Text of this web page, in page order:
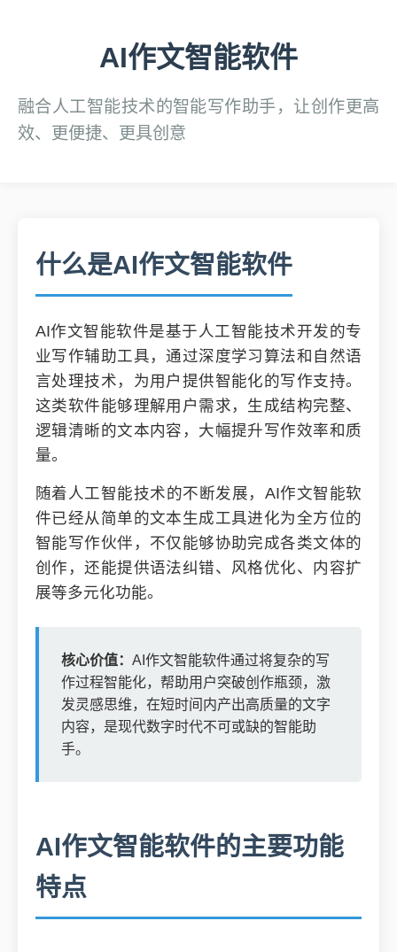
AI作文智能软件
融合人工智能技术的智能写作助手，让创作更高
效、更便捷、更具创意
什么是AI作文智能软件
AI作文智能软件是基于人工智能技术开发的专
业写作辅助工具，通过深度学习算法和自然语
言处理技术，为用户提供智能化的写作支持。
这类软件能够理解用户需求，生成结构完整、
逻辑清晰的文本内容，大幅提升写作效率和质
量。
随着人工智能技术的不断发展，AI作文智能软
件已经从简单的文本生成工具进化为全方位的
智能写作伙伴，不仅能够协助完成各类文体的
创作，还能提供语法纠错、风格优化、内容扩
展等多元化功能。
核心价值： AI作文智能软件通过将复杂的写
作过程智能化，帮助用户突破创作瓶颈，激
发灵感思维，在短时间内产出高质量的文字
内容，是现代数字时代不可或缺的智能助
手。
AI作文智能软件的主要功能
特点